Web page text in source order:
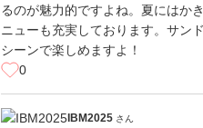
るのが魅力的ですよね。夏にはか
ニューも充実しております。サン
シーンで楽しめますよ！
0
IBM2025 さん